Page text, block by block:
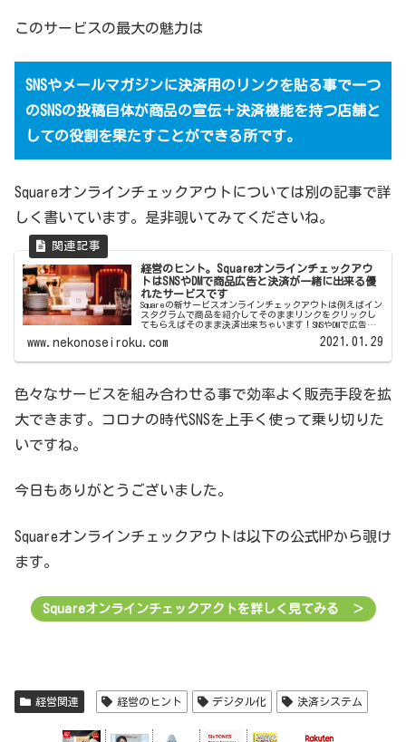
このサービスの最大の魅力は
SNSやメールマガジンに決済用のリンクを貼る事で一つ
のSNSの投稿自体が商品の宣伝＋決済機能を持つ店舗と
しての役割を果たすことができる所です。
Squareオンラインチェックアウトについては別の記事で詳
しく書いています。是非覗いてみてくださいね。
経営のヒント。Squareオンラインチェックアウ
トはSNSやDMで商品広告と決済が一緒に出来る優
れたサービスです
Squareの新サービスオンラインチェックアウトは例えばイン
スタグラムで商品を紹介してそのままリンクをクリックし
てもらえばそのまま決済出来ちゃいます！SNSやDMで広告＋
優れものです。
www.nekonoseiroku.com 2021.01.29
色々なサービスを組み合わせる事で効率よく販売手段を拡
大できます。コロナの時代SNSを上手く使って乗り切りた
いですね。
今日もありがとうございました。
Squareオンラインチェックアウトは以下の公式HPから覗け
ます。
Squareオンラインチェックアクトを詳しく見てみる ＞
経営関連 経営のヒント デジタル化 決済システム